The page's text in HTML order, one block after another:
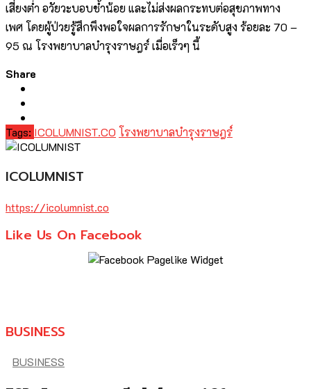
เสี่ยงต่ำ อวัยวะบอบช้ำน้อย และไม่ส่งผลกระทบต่อสุขภาพทาง
เพศ โดยผู้ป่วยรู้สึกพึงพอใจผลการรักษาในระดับสูง ร้อยละ 70 –
95 ณ โรงพยาบาลบำรุงราษฎร์ เมื่อเร็วๆ นี้
Share
Tags: ICOLUMNIST.CO โรงพยาบาลบำรุงราษฎร์
ICOLUMNIST
https://icolumnist.co
Like Us On Facebook
BUSINESS
BUSINESS